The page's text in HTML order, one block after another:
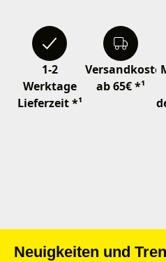
1-2
Werktage
Lieferzeit *¹
ab 65€ *¹
Neuigkeiten und